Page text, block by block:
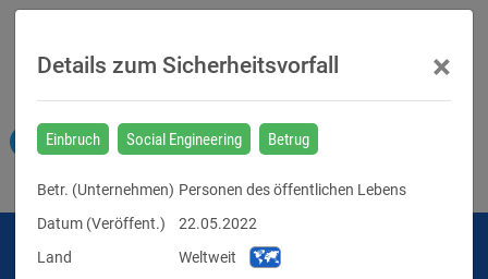
Details zum Sicherheitsvorfall ×
Einbruch Social Engineering Betrug
Betr. (Unternehmen) Personen des öffentlichen Lebens
Datum (Veröffent.)
22.05.2022
Land
Weltweit